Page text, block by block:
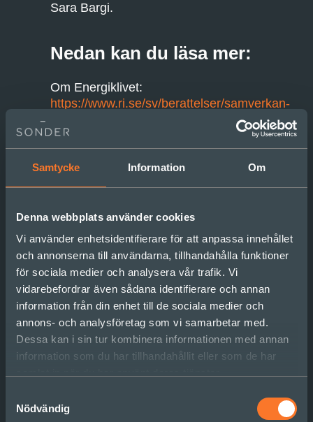
Samtycke Information Om
Denna webbplats använder cookies
Vi använder enhetsidentifierare för att anpassa innehållet
och annonserna till användarna, tillhandahålla funktioner
för sociala medier och analysera vår trafik. Vi
vidarebefordrar även sådana identifierare och annan
information från din enhet till de sociala medier och
annons- och analysföretag som vi samarbetar med.
Dessa kan i sin tur kombinera informationen med annan
information som du har tillhandahållit eller som de har
Nödvändig
Sara Bargi.
Nedan kan du läsa mer:
Om Energiklivet:
https://www.ri.se/sv/berattelser/samverkan-
energiomstallningen-mojlig
Om Energiklivet:
sverige
Ta gärna även del av:
Sonder casebeskrivning om kortare ledtider
för elnätsutbyggnad:
https://www.sonder.se/case/kortare-ledtider-
for-elnatsutbyggnad/
https://www.sonder.se/case/komplex-